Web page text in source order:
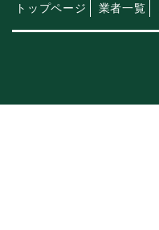
トップページ 業者一覧